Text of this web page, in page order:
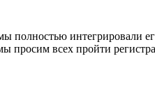
интегрировали
просим всех пройти